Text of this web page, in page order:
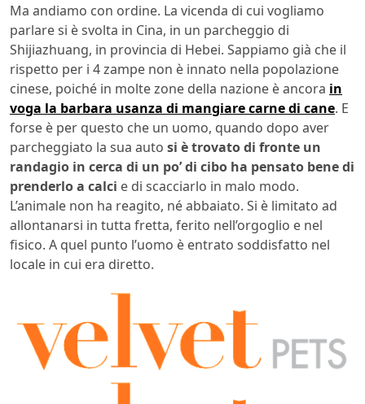
Ma andiamo con ordine. La vicenda di cui vogliamo
parlare si è svolta in Cina, in un parcheggio di
Shijiazhuang, in provincia di Hebei. Sappiamo già che il
rispetto per i 4 zampe non è innato nella popolazione
cinese, poiché in molte zone della nazione è ancora in
voga la barbara usanza di mangiare carne di cane. E
forse è per questo che un uomo, quando dopo aver
parcheggiato la sua auto si è trovato di fronte un
randagio in cerca di un po’ di cibo ha pensato bene di
prenderlo a calci e di scacciarlo in malo modo.
L’animale non ha reagito, né abbaiato. Si è limitato ad
allontanarsi in tutta fretta, ferito nell’orgoglio e nel
fisico. A quel punto l’uomo è entrato soddisfatto nel
locale in cui era diretto.